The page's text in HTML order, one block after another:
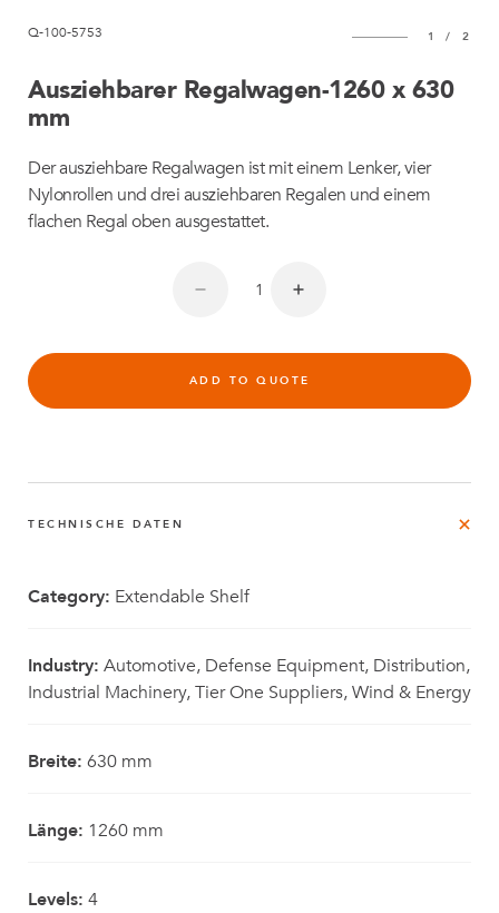
Q-100-5753 1 / 2
Ausziehbarer Regalwagen-1260 x 630
mm
Der ausziehbare Regalwagen ist mit einem Lenker, vier
Nylonrollen und drei ausziehbaren Regalen und einem
flachen Regal oben ausgestattet.
ADD TO QUOTE
TECHNISCHE DATEN
Category: Extendable Shelf
Industry: Automotive, Defense Equipment, Distribution,
Industrial Machinery, Tier One Suppliers, Wind & Energy
Breite: 630 mm
Länge: 1260 mm
Levels: 4